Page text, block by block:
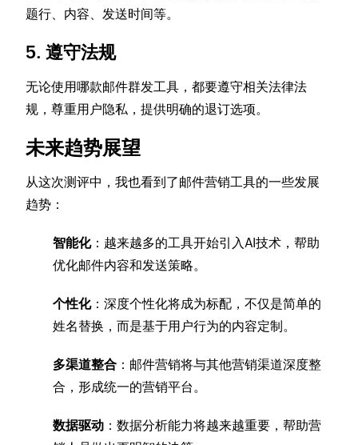
题行、内容、发送时间等。
5. 遵守法规
无论使用哪款邮件群发工具，都要遵守相关法律法
规，尊重用户隐私，提供明确的退订选项。
未来趋势展望
从这次测评中，我也看到了邮件营销工具的一些发展
趋势：
智能化：越来越多的工具开始引入AI技术，帮助
优化邮件内容和发送策略。
个性化：深度个性化将成为标配，不仅是简单的
姓名替换，而是基于用户行为的内容定制。
多渠道整合 ：邮件营销将与其他营销渠道深度整
合，形成统一的营销平台。
数据驱动 ：数据分析能力将越来越重要，帮助营